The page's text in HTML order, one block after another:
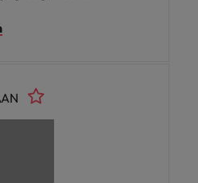
het soepel laten